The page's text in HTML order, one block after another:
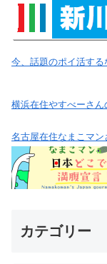
今、話題のポイ活する
横浜在住やすべーさん
名古屋在住なまこマン
カテゴリー